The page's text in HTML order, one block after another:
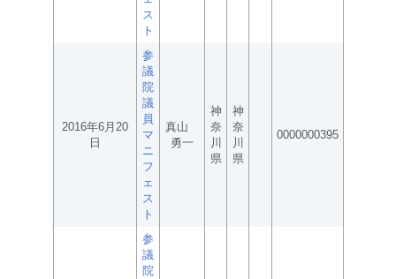
ス
ト
2016年6月20
日
参
議
院
議
員
マ
ニ
フ
ェ
ス
ト
真山
勇一
神
奈
川
県
神
奈
川
県
0000000395
参
議
院